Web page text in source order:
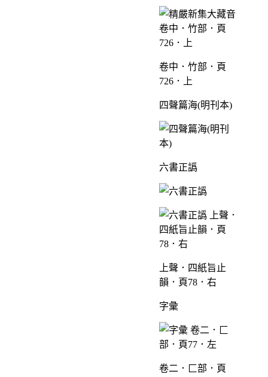
卷中．竹部．頁
726．上
四聲篇海(明刊本)
六書正譌
上聲．四紙旨止
韻．頁78．右
字彙
卷二．匚部．頁